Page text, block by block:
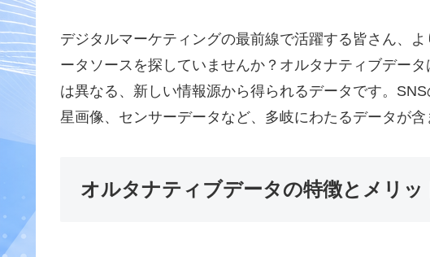
デジタルマーケティングの最前線で活躍する皆さん、
ータソースを探していませんか？オルタナティブデー
は異なる、新しい情報源から得られるデータです。
星画像、センサーデータなど、多岐にわたるデータが含
オルタナティブデータの特徴とメリッ